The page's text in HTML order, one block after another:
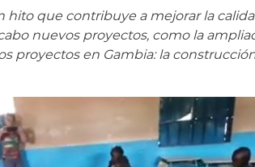
que contribuye a mejorar la
nuevos proyectos, como la
proyectos en Gambia: la